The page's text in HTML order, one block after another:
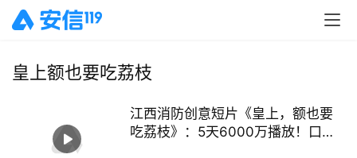
皇上额也要吃荔枝
江西消防创意短片《皇上，额也要
吃荔枝》：5天6000万播放！口诀